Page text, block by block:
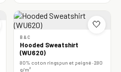
🤍
B&C
Hooded Sweatshirt
(WU620)
80% coton ringspun et peigné · 280
g/m²